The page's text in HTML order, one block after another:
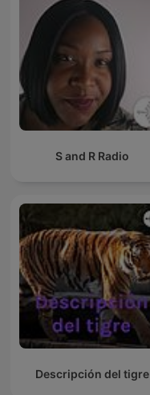
S and R Radio
Descripción del tigre